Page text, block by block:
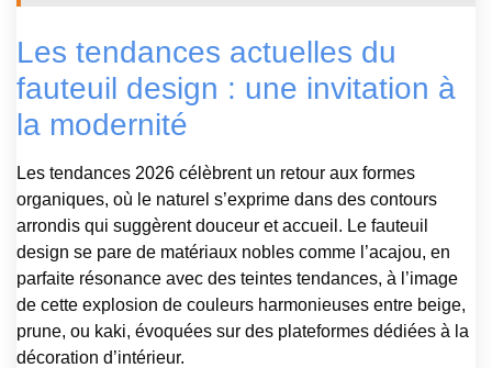
Les tendances actuelles du
fauteuil design : une invitation à
la modernité
Les tendances 2026 célèbrent un retour aux formes
organiques, où le naturel s’exprime dans des contours
arrondis qui suggèrent douceur et accueil. Le fauteuil
design se pare de matériaux nobles comme l’acajou, en
parfaite résonance avec des teintes tendances, à l’image
de cette explosion de couleurs harmonieuses entre beige,
prune, ou kaki, évoquées sur des plateformes dédiées à la
décoration d’intérieur.